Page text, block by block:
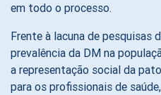
em todo o processo.
Frente à lacuna de pesquisas
prevalência da DM na
a representação social da
para os profissionais de